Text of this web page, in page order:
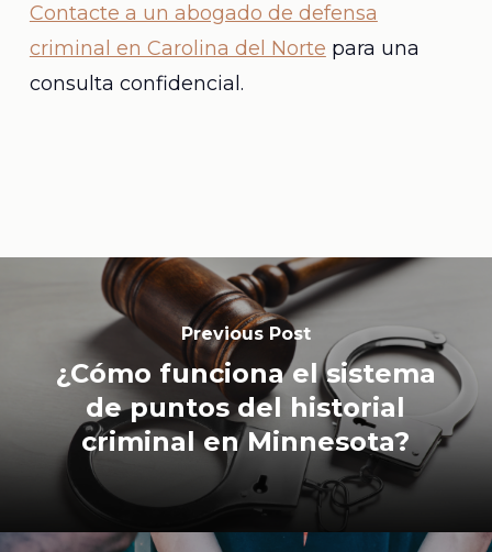
Contacte a un abogado de defensa
criminal en Carolina del Norte para una
consulta confidencial.
Previous Post
¿Cómo funciona el sistema
de puntos del historial
criminal en Minnesota?